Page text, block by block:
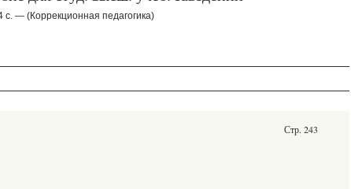
— (Коррекционная педагогика)
Стр. 243